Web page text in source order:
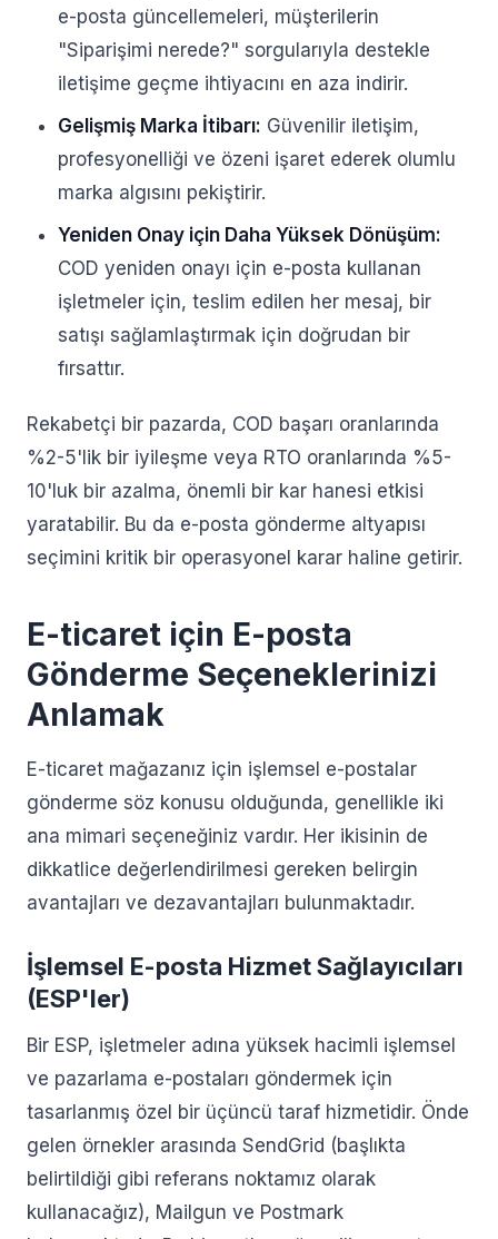
e-posta güncellemeleri, müşterilerin
"Siparişimi nerede?" sorgularıyla destekle
iletişime geçme ihtiyacını en aza indirir.
Gelişmiş Marka İtibarı: Güvenilir iletişim,
profesyonelliği ve özeni işaret ederek olumlu
marka algısını pekiştirir.
Yeniden Onay için Daha Yüksek Dönüşüm:
COD yeniden onayı için e-posta kullanan
işletmeler için, teslim edilen her mesaj, bir
satışı sağlamlaştırmak için doğrudan bir
fırsattır.
Rekabetçi bir pazarda, COD başarı oranlarında
%2-5'lik bir iyileşme veya RTO oranlarında %5-
10'luk bir azalma, önemli bir kar hanesi etkisi
yaratabilir. Bu da e-posta gönderme altyapısı
seçimini kritik bir operasyonel karar haline getirir.
E-ticaret için E-posta
Gönderme Seçeneklerinizi
Anlamak
E-ticaret mağazanız için işlemsel e-postalar
gönderme söz konusu olduğunda, genellikle iki
ana mimari seçeneğiniz vardır. Her ikisinin de
dikkatlice değerlendirilmesi gereken belirgin
avantajları ve dezavantajları bulunmaktadır.
İşlemsel E-posta Hizmet Sağlayıcıları
(ESP'ler)
Bir ESP, işletmeler adına yüksek hacimli işlemsel
ve pazarlama e-postaları göndermek için
tasarlanmış özel bir üçüncü taraf hizmetidir. Önde
gelen örnekler arasında SendGrid (başlıkta
belirtildiği gibi referans noktamız olarak
kullanacağız), Mailgun ve Postmark